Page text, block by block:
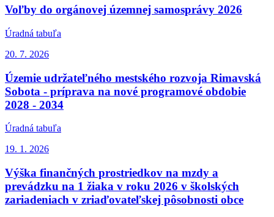
Voľby do orgánovej územnej samosprávy 2026
Úradná tabuľa
20. 7. 2026
Územie udržateľného mestského rozvoja Rimavská
Sobota - príprava na nové programové obdobie
2028 - 2034
Úradná tabuľa
19. 1. 2026
Výška finančných prostriedkov na mzdy a
prevádzku na 1 žiaka v roku 2026 v školských
zariadeniach v zriaďovateľskej pôsobnosti obce